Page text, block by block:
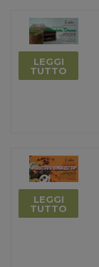
LEGGI
TUTTO
LEGGI
TUTTO